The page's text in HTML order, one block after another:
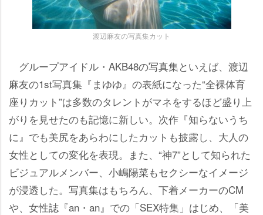
渡辺麻友の写真集カット
グループアイドル・AKB48の写真集といえば、渡辺
麻友の1st写真集『まゆゆ』の表紙になった“全裸体育
座りカット”は多数のタレントがマネをするほど盛り上
がりを見せたのも記憶に新しい。次作『知らないうち
に』でも美尻をあらわにしたカットも披露し、大人の
女性としての変化を表現。また、“神7”として知られた
ビジュアルメンバー、小嶋陽菜もセクシーなイメージ
が浸透した。写真集はもちろん、下着メーカーのCM
、女性誌『an・an』での「SEX特集」はじめ、「美